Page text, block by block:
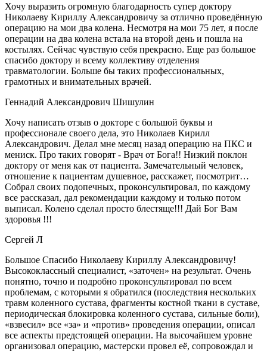
Хочу выразить огромную благодарность супер доктору
Николаеву Кириллу Александровичу за отлично проведённую
операцию на мои два колена. Несмотря на мои 75 лет, я после
операции на два колена встала на второй день и пошла на
костылях. Сейчас чувствую себя прекрасно. Еще раз большое
спасибо доктору и всему коллективу отделения
травматологии. Больше бы таких профессиональных,
грамотных и внимательных врачей.
Геннадий Александрович Шишулин
Хочу написать отзыв о докторе с большой буквы и
профессионале своего дела, это Николаев Кирилл
Александрович. Делал мне месяц назад операцию на ПКС и
мениск. Про таких говорят - Врач от Бога!! Низкий поклон
доктору от меня как от пациента. Замечательный человек,
отношение к пациентам душевное, расскажет, посмотрит…
Собрал своих подопечных, проконсультировал, по каждому
все рассказал, дал рекомендации каждому и только потом
выписал. Колено сделал просто блестяще!!! Дай Бог Вам
здоровья !!!
Сергей Л
Большое Спасибо Николаеву Кириллу Александровичу!
Высококлассный специалист, «заточен» на результат. Очень
понятно, точно и подробно проконсультировал по всем
проблемам, с которыми я обратился (последствия нескольких
травм коленного сустава, фрагменты костной ткани в суставе,
периодическая блокировка коленного сустава, сильные боли),
«взвесил» все «за» и «против» проведения операции, описал
все аспекты предстоящей операции. На высочайшем уровне
организовал операцию, мастерски провел её, сопровождал и